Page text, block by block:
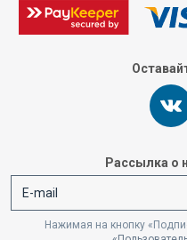
Рассылка о
Нажимая на кнопку